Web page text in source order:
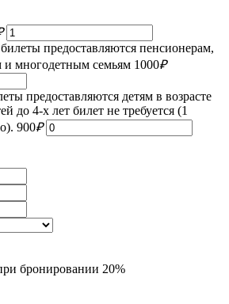
предоставляются пенсионерам,
и многодетным семьям 1000₽
предоставляются детям в возрасте
до 4-х лет билет не требуется (1
900₽
бронировании 20%